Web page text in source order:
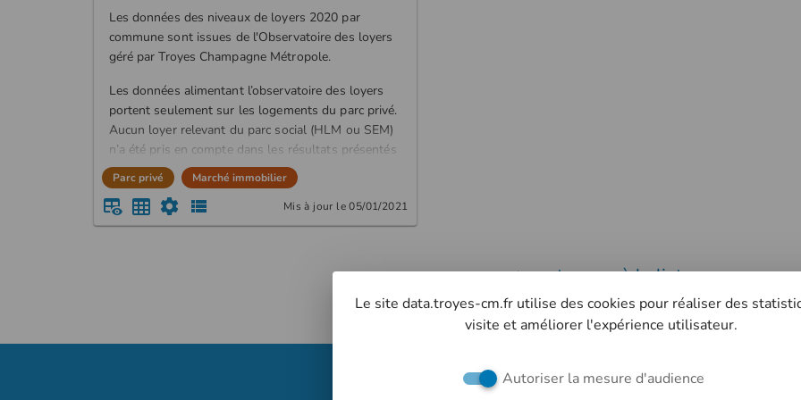
Les données des niveaux de loyers 2020 par
commune sont issues de l'Observatoire des loyers
géré par Troyes Champagne Métropole.
Les données alimentant l’observatoire des loyers
portent seulement sur les logements du parc privé.
Aucun loyer relevant du parc social (HLM ou SEM)
n’a été pris en compte dans les résultats présentés
dans cette étude.
La base de données de l’observatoire a été
constituée à partir d’une veille quotidienne des
Parc privé
Marché immobilier
Mis à jour le 05/01/2021
retourner à la liste
Retrouvez-nous sur les réseaux sociaux
Le site data.troyes-cm.fr utilise des cookies pour réaliser des
visite et améliorer l'expérience utilisateur.
Autoriser la mesure d'audience